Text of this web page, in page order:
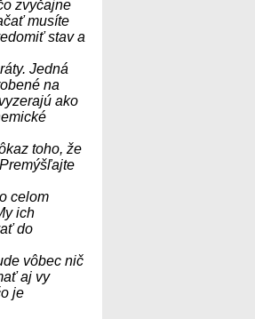
zvyčajne
musíte
stav a
Jedná
na
ako
toho, že
celom
ich
do
vôbec nič
aj vy
je